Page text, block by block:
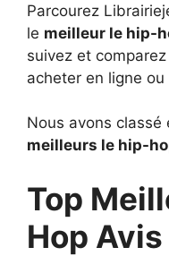
Parcourez
le meilleur le hip-
suivez et
acheter en ligne ou
Nous avons
meilleurs le hip-
Top
Hop